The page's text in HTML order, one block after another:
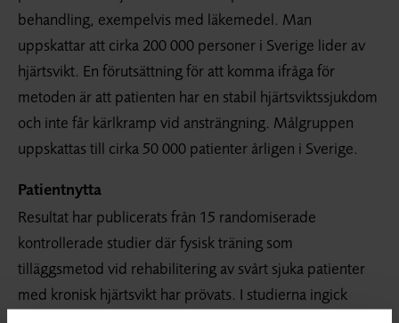
behandling, exempelvis med läkemedel. Man
uppskattar att cirka 200 000 personer i Sverige lider av
hjärtsvikt. En förutsättning för att komma ifråga för
metoden är att patienten har en stabil hjärtsviktssjukdom
och inte får kärlkramp vid ansträngning. Målgruppen
uppskattas till cirka 50 000 patienter årligen i Sverige.
Patientnytta
Resultat har publicerats från 15 randomiserade
kontrollerade studier där fysisk träning som
tilläggsmetod vid rehabilitering av svårt sjuka patienter
med kronisk hjärtsvikt har prövats. I studierna ingick